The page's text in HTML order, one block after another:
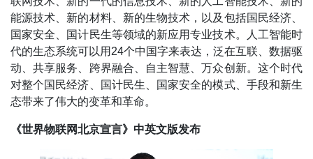
能源技术、新的材料、新的生物技术，以及包括国民经济、
国家安全、国计民生等领域的新应用专业技术。人工智能时
代的生态系统可以用24个中国字来表达，泛在互联、数据驱
动、共享服务、跨界融合、自主智慧、万众创新。这个时代
对整个国民经济、国计民生、国家安全的模式、手段和新生
态带来了伟大的变革和革命。
《世界物联网北京宣言》中英文版发布